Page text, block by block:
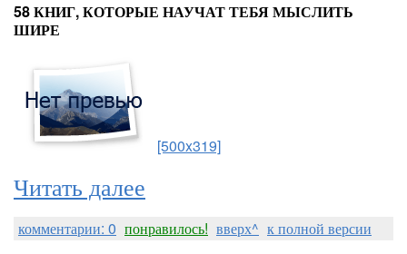
58 КНИГ, КОТОРЫЕ НАУЧАТ ТЕБЯ МЫСЛИТЬ
ШИРЕ
[500x319]
Читать далее
комментарии: 0 понравилось! вверх^ к полной версии